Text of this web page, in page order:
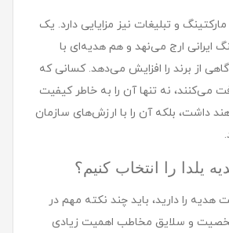
مارکتینگ و تبلیغات نیز مزایایی دارد. یک
ارج می‌نهد و هم هدیه‌ای با
از برند را افزایش می‌دهد. کسانی که
می‌کنند، نه تنها آن را به خاطر کیفیت
داشت، بلکه آن را با ارزش‌های سازمان
یلدا را انتخاب کنیم؟
را دارید، باید چند نکته مهم در
و سلایق مخاطب اهمیت زیادی